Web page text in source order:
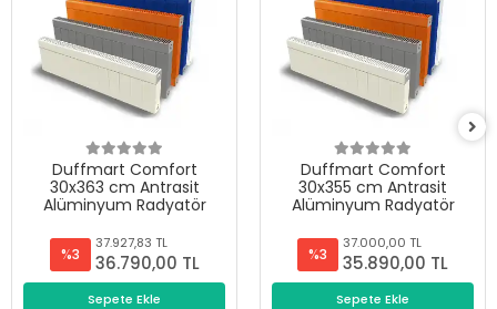
Duffmart Comfort
30x363 cm Antrasit
Alüminyum Radyatör
%3
37.927,83 TL
36.790,00 TL
Sepete Ekle
Duffmart Comfort
30x355 cm Antrasit
Alüminyum Radyatör
%3
37.000,00 TL
35.890,00 TL
Sepete Ekle